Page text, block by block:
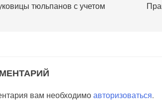
тюльпанов с учетом
вам необходимоавторизоваться.